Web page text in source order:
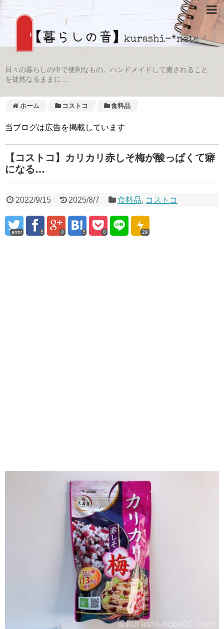
日々の暮らしの中で便利なもの。ハンドメイドして癒されること
を徒然なるままに…
ホーム コストコ 食料品
当ブログは広告を掲載しています
【コストコ】カリカリ赤しそ梅が酸っぱくて癖
になる…
2022/9/15 2025/8/7 食料品, コストコ
error 0 0 29